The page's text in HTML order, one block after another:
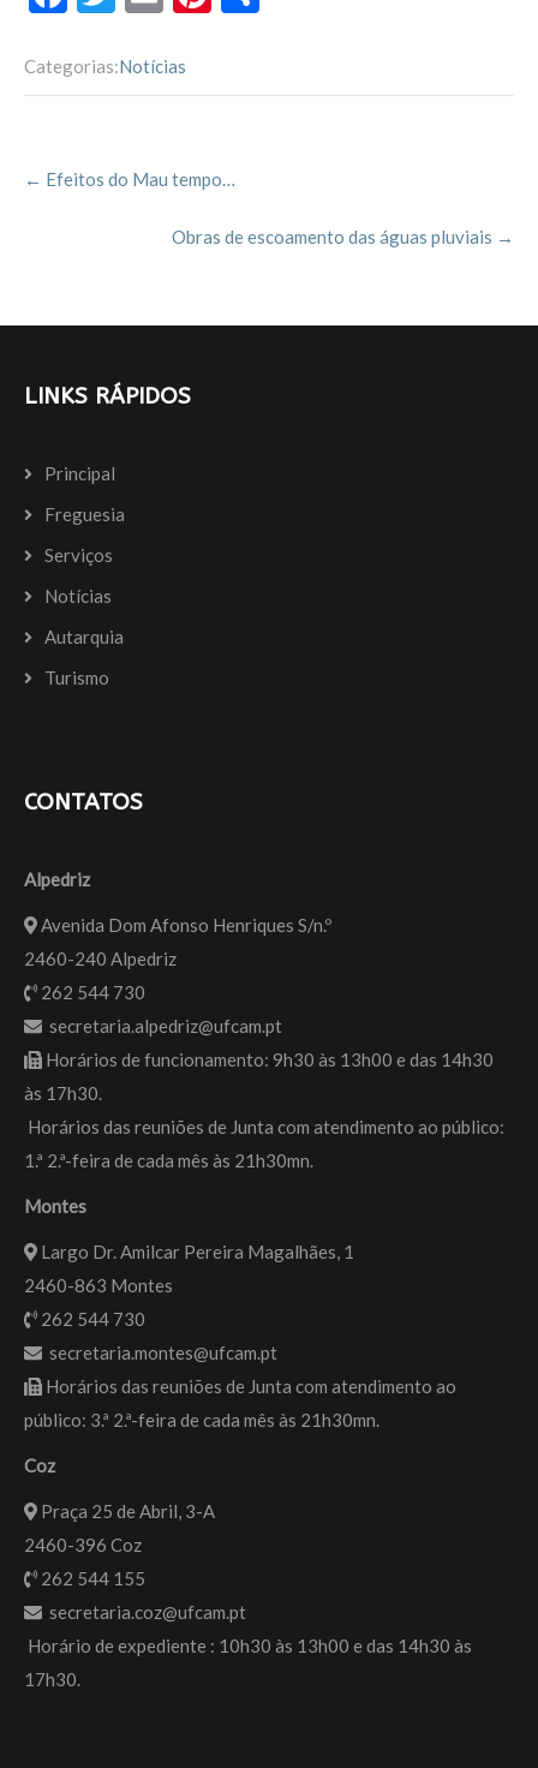
e
o
itt ai
Categorias:Notícias
navigation
← Efeitos do Mau tempo…
Obras de escoamento das águas pluviais →
LINKS RÁPIDOS
Principal
Freguesia
Serviços
Notícias
Autarquia
Turismo
CONTATOS
Alpedriz
Avenida Dom Afonso Henriques S/n.º
2460-240 Alpedriz
262 544 730
secretaria.alpedriz@ufcam.pt
Horários de funcionamento: 9h30 às 13h00 e das 14h30
às 17h30.
Horários das reuniões de Junta com atendimento ao público:
1.ª 2.ª-feira de cada mês às 21h30mn.
Montes
Largo Dr. Amilcar Pereira Magalhães, 1
2460-863 Montes
262 544 730
secretaria.montes@ufcam.pt
Horários das reuniões de Junta com atendimento ao
público: 3.ª 2.ª-feira de cada mês às 21h30mn.
Coz
Praça 25 de Abril, 3-A
2460-396 Coz
262 544 155
secretaria.coz@ufcam.pt
Horário de expediente : 10h30 às 13h00 e das 14h30 às
17h30.